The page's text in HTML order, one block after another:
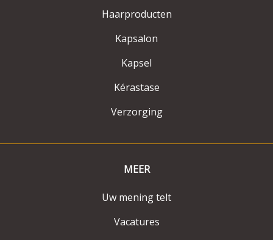
Haarproducten
Kapsalon
Kapsel
Kérastase
Verzorging
MEER
Uw mening telt
Vacatures